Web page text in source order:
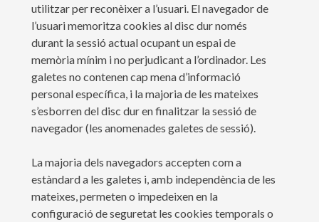
utilitzar per reconèixer a l’usuari. El navegador de
l’usuari memoritza cookies al disc dur només
durant la sessió actual ocupant un espai de
memòria mínim i no perjudicant a l’ordinador. Les
galetes no contenen cap mena d’informació
personal específica, i la majoria de les mateixes
s’esborren del disc dur en finalitzar la sessió de
navegador (les anomenades galetes de sessió).
La majoria dels navegadors accepten com a
estàndard a les galetes i, amb independència de les
mateixes, permeten o impedeixen en la
configuració de seguretat les cookies temporals o